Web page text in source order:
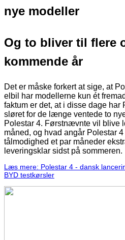
nye modeller
Og to bliver til flere
kommende år
Det er måske forkert at sige, at
elbil har modellerne kun ét
faktum er det, at i disse dage har
sløret for de længe ventede to
Polestar 4. Førstnævnte vil blive
måned, og hvad angår Polestar
tålmodighed et par måneder
leveringsklar sidst på sommeren.
Læs mere: Polestar 4 - dansk
BYD testkørsler